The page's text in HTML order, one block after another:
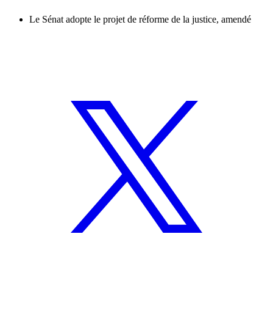
Le Sénat adopte le projet de réforme de la justice, amendé